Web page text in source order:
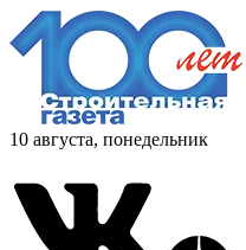
10 августа, понедельник